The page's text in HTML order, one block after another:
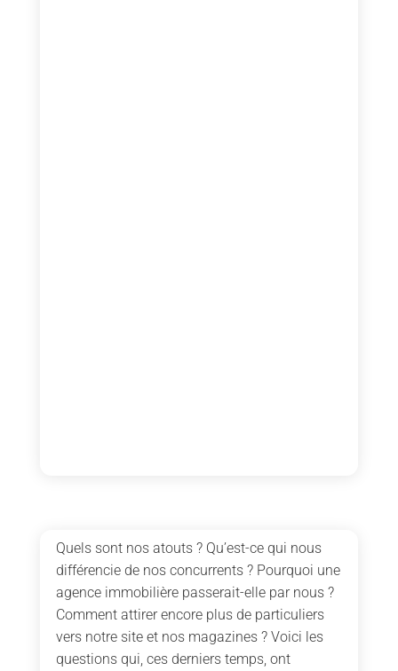
Quels sont nos atouts ? Qu’est-ce qui nous
différencie de nos concurrents ? Pourquoi une
agence immobilière passerait-elle par nous ?
Comment attirer encore plus de particuliers
vers notre site et nos magazines ? Voici les
questions qui, ces derniers temps, ont